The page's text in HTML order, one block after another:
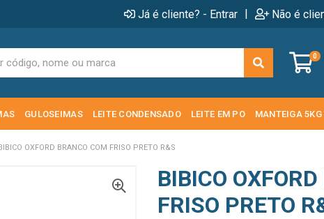
Já é cliente? - Entrar | Não é
0
GULOSEIMAS LEITE CONDENSADO LEITE EM PO MANTEIGA 5KG
OXFORD BRANCO COM FRISO PRETO R&S
BIBICO
FRISO PRETO